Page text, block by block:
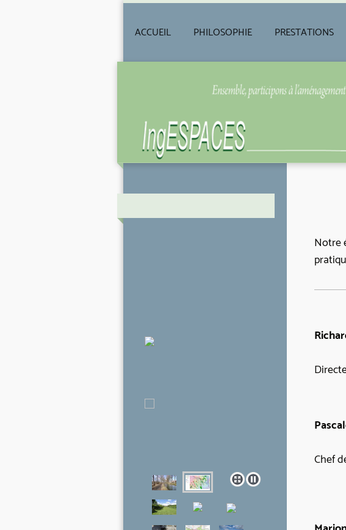
ACCUEIL PHILOSOPHIE PRESTATIONS
Notre
Chef